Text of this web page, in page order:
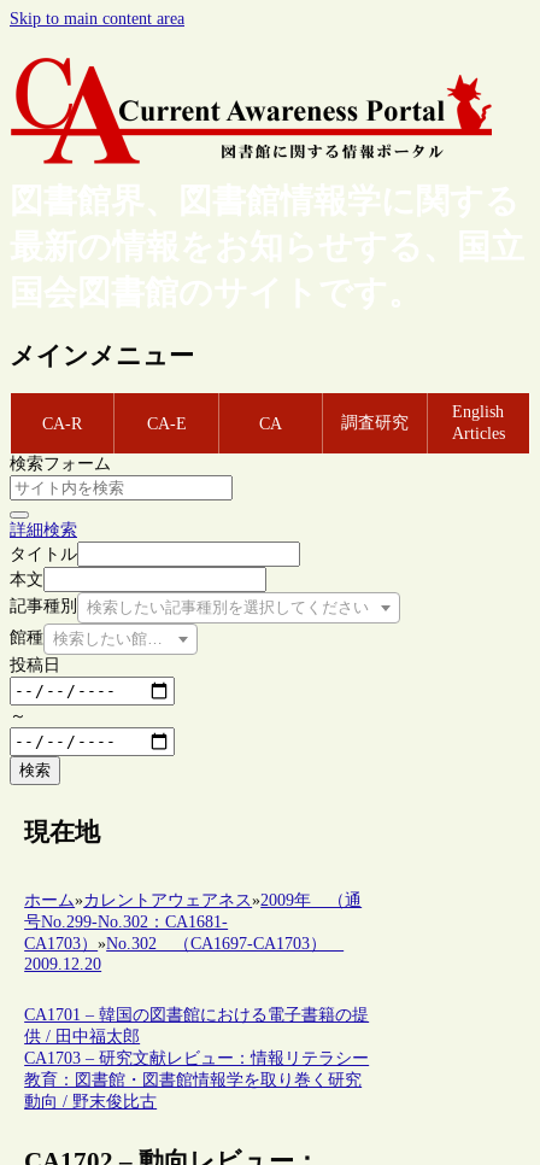
Skip to main content area
図書館界、図書館情報学に関する
最新の情報をお知らせする、国立
国会図書館のサイトです。
メインメニュー
CA-R CA-E CA 調査研究
English
Articles
検索フォーム
詳細検索
タイトル
本文
記事種別
検索したい記事種別を選択してください
館種 検索したい館種を選択してください
投稿日
～
検索
現在地
ホーム»カレントアウェアネス»2009年 （通
号No.299-No.302：CA1681-
CA1703）»No.302 （CA1697-CA1703）
2009.12.20
CA1701 – 韓国の図書館における電子書籍の提
供 / 田中福太郎
CA1703 – 研究文献レビュー：情報リテラシー
教育：図書館・図書館情報学を取り巻く研究
動向 / 野末俊比古